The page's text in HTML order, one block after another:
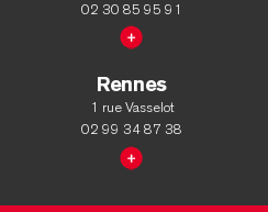
02 30 85 95 91
Rennes
1 rue Vasselot
02 99 34 87 38